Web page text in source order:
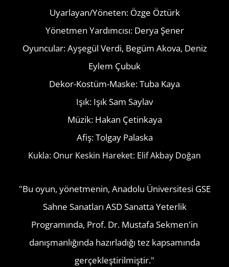
Uyarlayan/Yöneten: Özge Öztürk
Yönetmen Yardımcısı: Derya Şener
Oyuncular: Ayşegül Verdi, Begüm Akova, Deniz
Eylem Çubuk
Dekor-Kostüm-Maske: Tuba Kaya
Işık: Işık Sam Saylav
Müzik: Hakan Çetinkaya
Afiş: Tolgay Palaska
Kukla: Onur Keskin Hareket: Elif Akbay Doğan
"Bu oyun, yönetmenin, Anadolu Üniversitesi GSE
Sahne Sanatları ASD Sanatta Yeterlik
Programında, Prof. Dr. Mustafa Sekmen'in
danışmanlığında hazırladığı tez kapsamında
gerçekleştirilmiştir."